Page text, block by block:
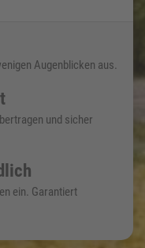
Augenblicken aus.
und sicher
ein. Garantiert